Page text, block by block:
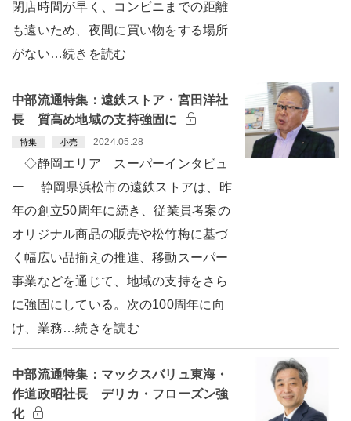
閉店時間が早く、コンビニまでの距離
も遠いため、夜間に買い物をする場所
がない…続きを読む
中部流通特集：遠鉄ストア・宮田洋社
長 質高め地域の支持強固に
特集 小売 2024.05.28
◇静岡エリア スーパーインタビュ
ー 静岡県浜松市の遠鉄ストアは、昨
年の創立50周年に続き、従業員考案の
オリジナル商品の販売や松竹梅に基づ
く幅広い品揃えの推進、移動スーパー
事業などを通じて、地域の支持をさら
に強固にしている。次の100周年に向
け、業務…続きを読む
中部流通特集：マックスバリュ東海・
作道政昭社長 デリカ・フローズン強
化